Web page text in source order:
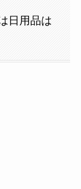
日用品は